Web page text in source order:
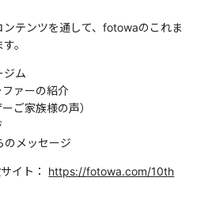
テンツを通して、fotowaのこれま
。
ジム
ァーの紹介
ご家族様の声）
メッセージ
イト： https://fotowa.com/10th